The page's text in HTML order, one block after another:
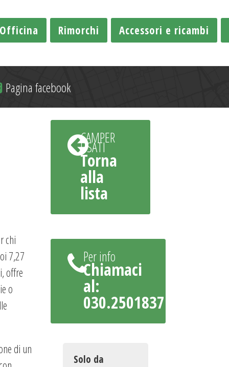
Rimorchi Accessori e ricambi
Pagina facebook
chi
7,27
offre
o
di un
CAMPER
USATI
Torna
alla
lista
Per info
Chiamaci
al:
030.2501837
Solo da